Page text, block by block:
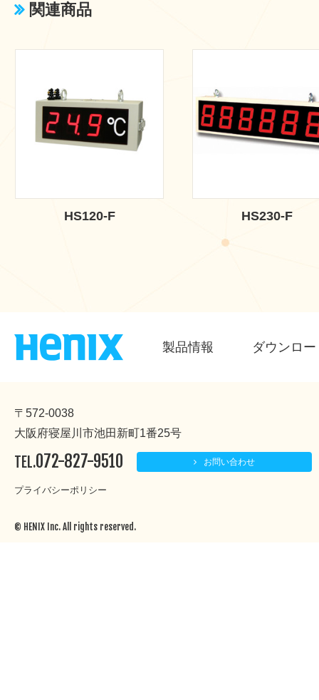
関連商品
HS120-F HS230-F
製品情報 ダウンロ
〒572-0038
大阪府寝屋川市池田新町1番25号
TEL.072-827-9510 お問い合わせ
プライバシーポリシー
© HENIX Inc. All rights reserved.